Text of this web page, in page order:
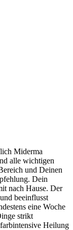
Miderma
alle wichtigen
und Deinen
Dein
nach Hause. Der
beeinflusst
eine Woche
strikt
Heilung